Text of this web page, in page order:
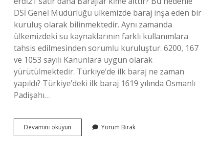
DSİ Genel Müdürlüğü ülkemizde baraj inşa eden bir
kuruluş olarak bilinmektedir. Aynı zamanda
ülkemizdeki su kaynaklarının farklı kullanımlara
tahsis edilmesinden sorumlu kuruluştur. 6200, 167
ve 1053 sayılı Kanunlara uygun olarak
yürütülmektedir. Türkiye’de ilk baraj ne zaman
yapıldı? Türkiye’deki ilk baraj 1619 yılında Osmanlı
Padişahı…
Devamını okuyun
Kim
Yorum Bırak